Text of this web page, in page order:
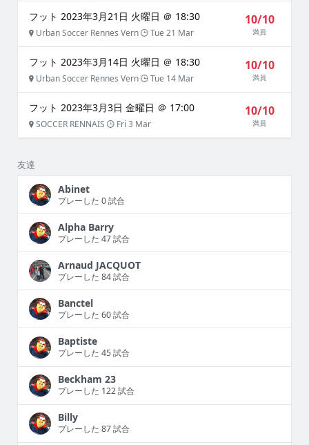
フット 2023年3月21日 火曜日 ＠ 18:30
Urban Soccer Rennes Vern Tue 21 Mar
10/10
満員
フット 2023年3月14日 火曜日 ＠ 18:30
Urban Soccer Rennes Vern Tue 14 Mar
10/10
満員
フット 2023年3月3日 金曜日 ＠ 17:00
SOCCER RENNAIS Fri 3 Mar
10/10
満員
友達
Abinet
プレーした 0 試合
Alpha Barry
プレーした 47 試合
Arnaud JACQUOT
プレーした 84 試合
Banctel
プレーした 60 試合
Baptiste
プレーした 45 試合
Beckham 23
プレーした 122 試合
Billy
プレーした 87 試合